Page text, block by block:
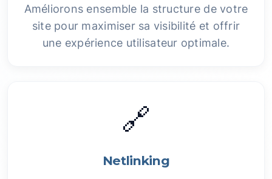
Améliorons ensemble la structure de votre
site pour maximiser sa visibilité et offrir
une expérience utilisateur optimale.
🔗
Netlinking